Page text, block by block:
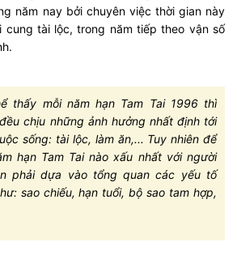
năm nay bởi chuyên việc thời gian này
cung tài lộc, trong năm tiếp theo vận số
thấy mỗi năm hạn Tam Tai 1996 thì
chịu những ảnh hưởng nhất định tới
sống: tài lộc, làm ăn,... Tuy nhiên để
hạn Tam Tai nào xấu nhất với người
phải dựa vào tổng quan các yếu tố
sao chiếu, hạn tuổi, bộ sao tam hợp,